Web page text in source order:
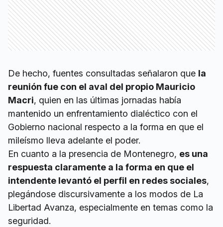
De hecho, fuentes consultadas señalaron que la
reunión fue con el aval del propio Mauricio
Macri, quien en las últimas jornadas había
mantenido un enfrentamiento dialéctico con el
Gobierno nacional respecto a la forma en que el
mileísmo lleva adelante el poder.
En cuanto a la presencia de Montenegro, es una
respuesta claramente a la forma en que el
intendente levantó el perfil en redes sociales,
plegándose discursivamente a los modos de La
Libertad Avanza, especialmente en temas como la
seguridad.